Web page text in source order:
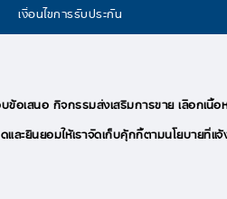
เงื่อนไขการรับประกัน
อเสนอ กิจกรรมส่งเสริมการขาย เลือกเนื้
ะยินยอมให้เราจัดเก็บคุ้กกี้ตามนโยบายที่แจ้